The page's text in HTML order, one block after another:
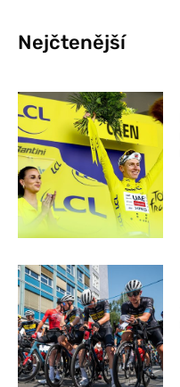
Nejčtenější